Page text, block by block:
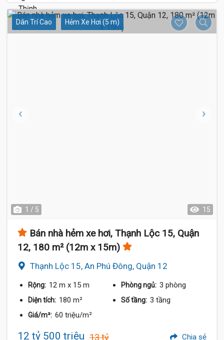
Dân Trí Cao Hẻm Xe Hơi (5 m)
1 / 5 15
Bán nhà hẻm xe hơi, Thạnh Lộc 15, Quận
12, 180 m² (12m x 15m)
Thạnh Lộc 15, An Phú Đông, Quận 12
Rộng: 12 m x 15 m Phòng ngủ: 3 phòng
Diện tích: 180 m² Số tầng: 3 tầng
Giá/m²: 60 triệu/m²
12 tỷ 500 triệu 13 tỷ Chia sẻ